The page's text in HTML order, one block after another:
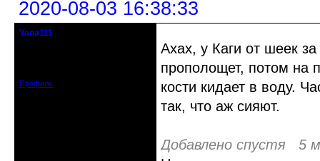
2020-08-03 16:38:33
Yana111
Профиль
Ахах, у Каги от шеек
прополощет, потом на
кости кидает в воду.
так, что аж сияют.
Добавлено спустя 5